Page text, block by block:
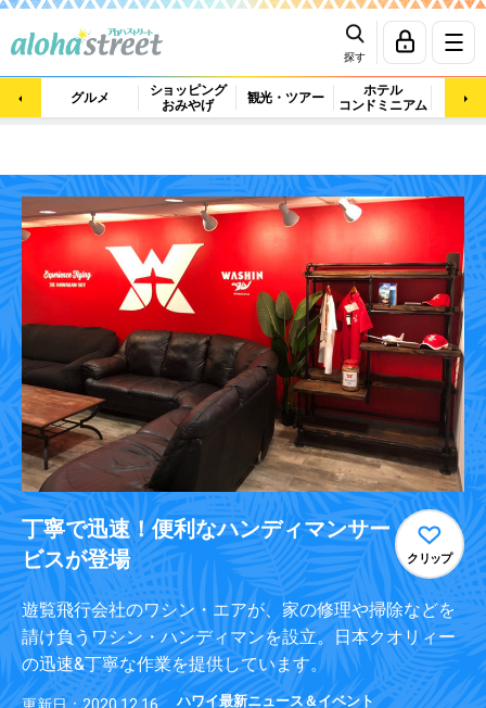
探す
グルメ
ショッピング
おみやげ
観光・ツアー
ホテル
コンドミニアム
マッ
丁寧で迅速！便利なハンディマンサー
ビスが登場
クリップ
遊覧飛行会社のワシン・エアが、家の修理や掃除などを
請け負うワシン・ハンディマンを設立。日本クオリィー
の迅速&丁寧な作業を提供しています。
ハワイ最新ニュース＆イベント